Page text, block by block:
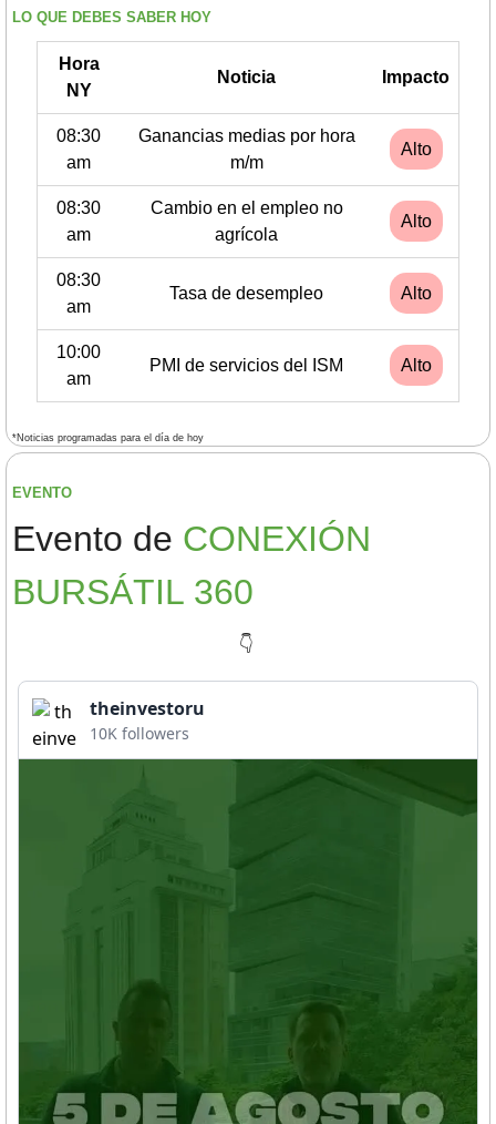
LO QUE DEBES SABER HOY
Hora
NY
Noticia Impacto
08:30
am
Ganancias medias por hora
m/m
Alto
08:30
am
Cambio en el empleo no
agrícola
Alto
08:30
am
Tasa de desempleo Alto
10:00
am
PMI de servicios del ISM Alto
*Noticias programadas para el día de hoy
EVENTO
Evento de CONEXIÓN
BURSÁTIL 360
👇
theinvestoru
10K followers